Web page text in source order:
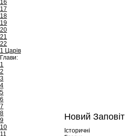
16
17
18
19
20
21
22
1 Царів
Глави:
1
2
3
4
5
6
7
8
9
10
11
Новий Заповіт
Історичні